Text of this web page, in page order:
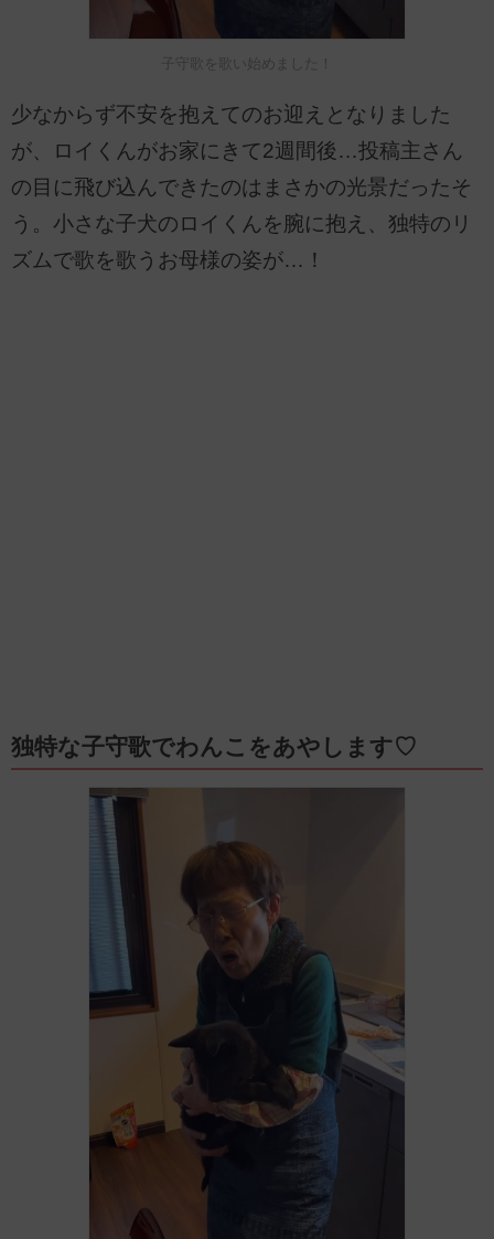
子守歌を歌い始めました！
少なからず不安を抱えてのお迎えとなりました
が、ロイくんがお家にきて2週間後…投稿主さん
の目に飛び込んできたのはまさかの光景だったそ
う。小さな子犬のロイくんを腕に抱え、独特のリ
ズムで歌を歌うお母様の姿が…！
独特な子守歌でわんこをあやします♡